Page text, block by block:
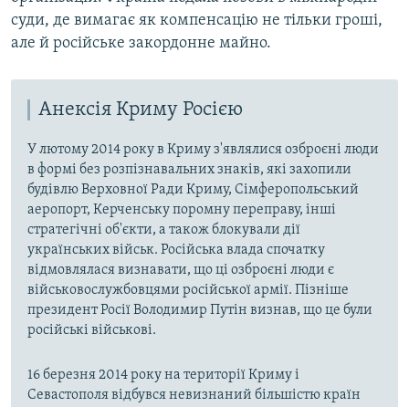
суди, де вимагає як компенсацію не тільки гроші,
але й російське закордонне майно.
Анексія Криму Росією
У лютому 2014 року в Криму з'являлися озброєні люди
в формі без розпізнавальних знаків, які захопили
будівлю Верховної Ради Криму, Сімферопольський
аеропорт, Керченську поромну переправу, інші
стратегічні об'єкти, а також блокували дії
українських військ. Російська влада спочатку
відмовлялася визнавати, що ці озброєні люди є
військовослужбовцями російської армії. Пізніше
президент Росії Володимир Путін визнав, що це були
російські військові.
16 березня 2014 року на території Криму і
Севастополя відбувся невизнаний більшістю країн